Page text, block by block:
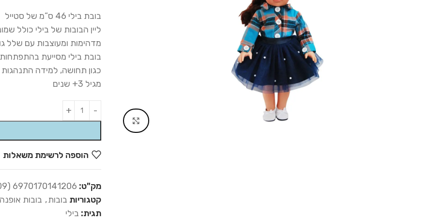
Click to enlarge
בובת בילי 46 ס”מ של סטייל
ליין הבובות של בילי כולל
מדהימות ומעוצבות עם שלל
בובת בילי מסייעת בהתפתחות
כגון תחושה, למידה התנהגות
מגיל 3+ שנים
Alternative:
הוספה לרשימת משאלות
מק"ט: 6970170141206 (22-009)
קטגוריות בובות, בובות אופנה
תגית: בילי